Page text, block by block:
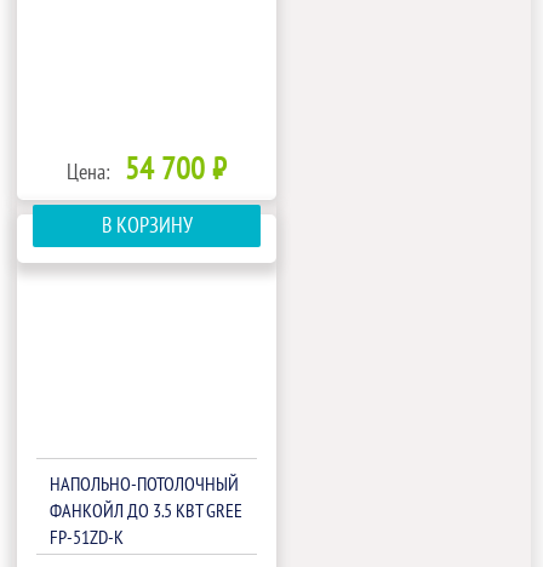
Цена: 54 700 ₽
В КОРЗИНУ
НАПОЛЬНО-ПОТОЛОЧНЫЙ
ФАНКОЙЛ ДО 3.5 КВТ GREE
FP-51ZD-K